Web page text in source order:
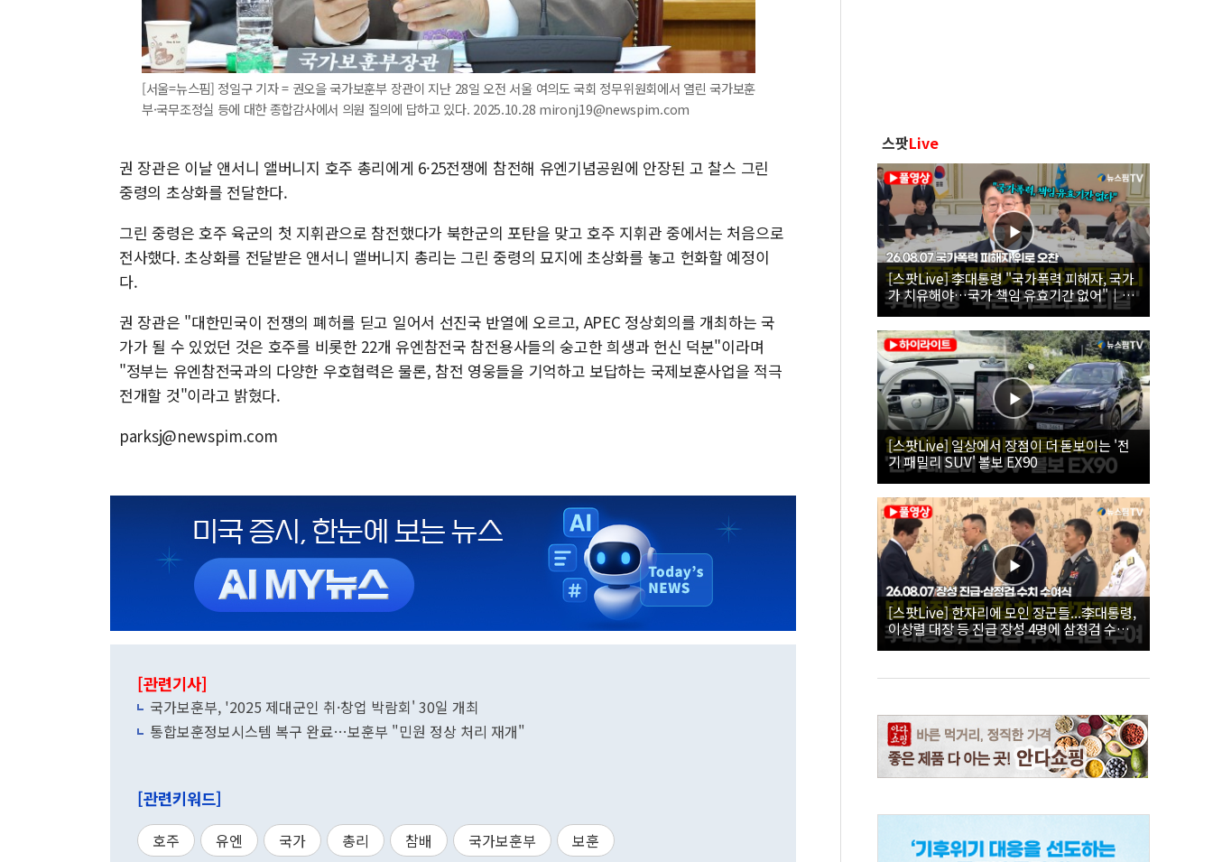
[서울=뉴스핌] 정일구 기자 = 권오을 국가보훈부 장관이 지난 28일 오전 서울 여의도 국회 정무위원회에서 열린 국가보훈
부·국무조정실 등에 대한 종합감사에서 의원 질의에 답하고 있다. 2025.10.28 mironj19@newspim.com
권 장관은 이날 앤서니 앨버니지 호주 총리에게 6·25전쟁에 참전해 유엔기념공원에 안장된 고 찰스 그린
중령의 초상화를 전달한다.
그린 중령은 호주 육군의 첫 지휘관으로 참전했다가 북한군의 포탄을 맞고 호주 지휘관 중에서는 처음으로
전사했다. 초상화를 전달받은 앤서니 앨버니지 총리는 그린 중령의 묘지에 초상화를 놓고 헌화할 예정이
다.
권 장관은 "대한민국이 전쟁의 폐허를 딛고 일어서 선진국 반열에 오르고, APEC 정상회의를 개최하는 국
가가 될 수 있었던 것은 호주를 비롯한 22개 유엔참전국 참전용사들의 숭고한 희생과 헌신 덕분"이라며
"정부는 유엔참전국과의 다양한 우호협력은 물론, 참전 영웅들을 기억하고 보답하는 국제보훈사업을 적극
전개할 것"이라고 밝혔다.
parksj@newspim.com
[관련기사]
국가보훈부, '2025 제대군인 취·창업 박람회' 30일 개최
통합보훈정보시스템 복구 완료…보훈부 "민원 정상 처리 재개"
[관련키워드]
호주 유엔 국가 총리 참배 국가보훈부 보훈
스팟Live
[스팟Live] 李대통령 "국가폭력 피해자, 국가
가 치유해야…국가 책임 유효기간 없어"｜
26.08.07 국가폭력 피해자 위로 오찬
[스팟Live] 일상에서 장점이 더 돋보이는 '전
기 패밀리 SUV' 볼보 EX90
[스팟Live] 한자리에 모인 장군들...李대통령,
이상렬 대장 등 진급 장성 4명에 삼정검 수치
직접 수여｜26.08.07 장성 진급·삼정검 수치